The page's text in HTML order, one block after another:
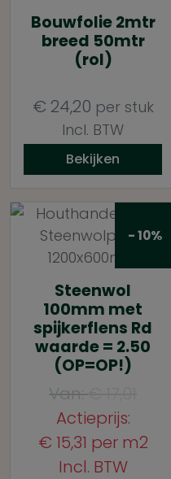
Bouwfolie 2mtr
breed 50mtr
(rol)
€ 24,20 per stuk
Incl. BTW
Bekijken
- 10%
Steenwol
100mm met
spijkerflens Rd
waarde = 2.50
(OP=OP!)
Van:
Actieprijs:
€ 15,31 per m2
Incl. BTW